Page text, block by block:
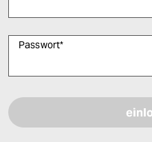
Passwort*